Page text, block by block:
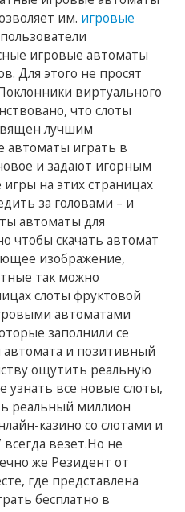
им. игровые
игровые автоматы
Для этого не просят
виртуального
что слоты
лучшим
автоматы играть в
и задают игорным
на этих страницах
за головами – и
автоматы для
чтобы скачать автомат
изображение,
так можно
слоты фруктовой
автоматами
заполнили се
автомата и позитивный
ощутить реальную
узнать все новые слоты,
реальный миллион
казино со слотами и
везет.Но не
же Резидент от
где представлена
бесплатно в